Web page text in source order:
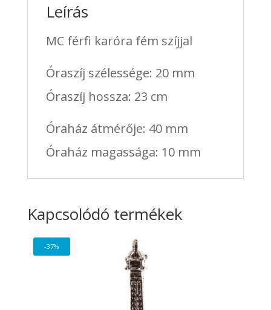
Leírás
MC férfi karóra fém szíjjal
Óraszíj szélessége: 20 mm
Óraszíj hossza: 23 cm
Óraház átmérője: 40 mm
Óraház magassága: 10 mm
Kapcsolódó termékek
-37%